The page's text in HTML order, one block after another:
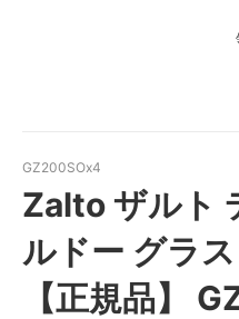
GZ200SOx4
Zalto ザルト
ルドー グラ
【正規品】